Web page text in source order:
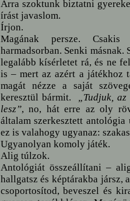
Arra szoktunk biztatni
írást javaslom.
Írjon.
Magának persze.
harmadsorban. Senki
legalább kísérletet rá, és ne
is – mert az azért a játékhoz
magát nézze a saját
keresztül bármit. „Tudjuk,
lesz”, no, hát erre az oly
általam szerkesztett
ez is valahogy ugyanaz:
Ugyanolyan komoly játék.
Alig túlzok.
Antológiát összeállítani –
hallgatsz és képtárakba jársz,
csoportosítod, beveszel és